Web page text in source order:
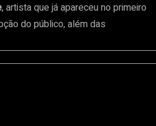
, artista que já apareceu no primeiro
do público, além das